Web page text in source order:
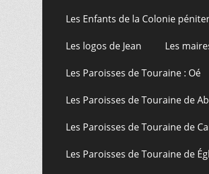
Les Enfants de la Colonie
Les logos de Jean Les
Les Paroisses de Touraine : Oé
Les Paroisses de Touraine de
Les Paroisses de Touraine de
Les Paroisses de Touraine de